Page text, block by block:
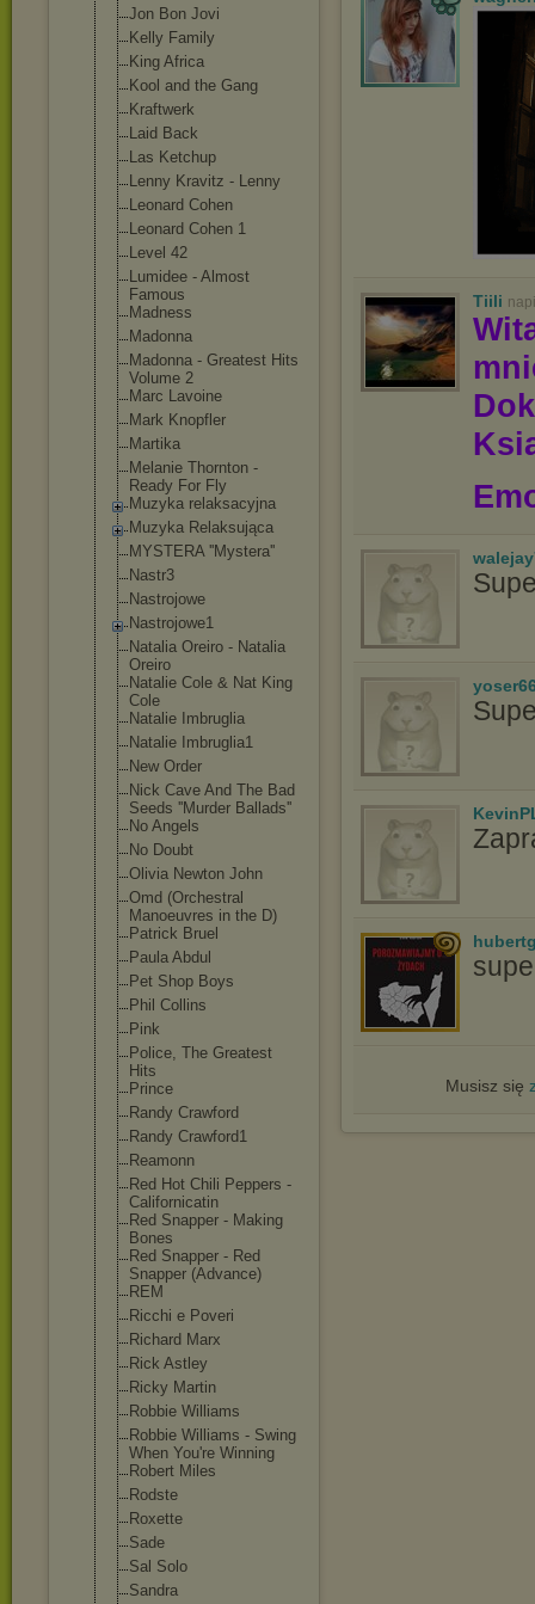
Jon Bon Jovi
Kelly Family
King Africa
Kool and the Gang
Kraftwerk
Laid Back
Las Ketchup
Lenny Kravitz - Lenny
Leonard Cohen
Leonard Cohen 1
Level 42
Lumidee - Almost
Famous
Madness
Madonna
Madonna - Greatest Hits
Volume 2
Marc Lavoine
Mark Knopfler
Martika
Melanie Thornton -
Ready For Fly
Muzyka relaksacyjna
Muzyka Relaksująca
MYSTERA ''Mystera''
Nastr3
Nastrojowe
Nastrojowe1
Natalia Oreiro - Natalia
Oreiro
Natalie Cole & Nat King
Cole
Natalie Imbruglia
Natalie Imbruglia1
New Order
Nick Cave And The Bad
Seeds ''Murder Ballads''
No Angels
No Doubt
Olivia Newton John
Omd (Orchestral
Manoeuvres in the D)
Patrick Bruel
Paula Abdul
Pet Shop Boys
Phil Collins
Pink
Police, The Greatest
Hits
Prince
Randy Crawford
Randy Crawford1
Reamonn
Red Hot Chili Peppers -
Californicatin
Red Snapper - Making
Bones
Red Snapper - Red
Snapper (Advance)
REM
Ricchi e Poveri
Richard Marx
Rick Astley
Ricky Martin
Robbie Williams
Robbie Williams - Swing
When You're Winning
Robert Miles
Rodste
Roxette
Sade
Sal Solo
Sandra
Tiili
Musisz się